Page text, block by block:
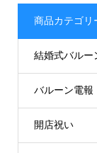
商品カテゴリ
結婚式バルー
バルーン電
開店祝い